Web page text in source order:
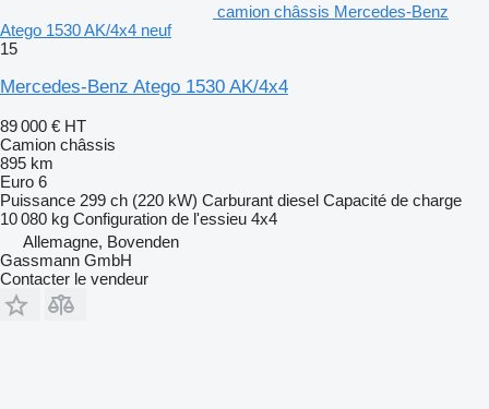
camion châssis Mercedes-Benz
Atego 1530 AK/4x4 neuf
15
Mercedes-Benz Atego 1530 AK/4x4
89 000 € HT
Camion châssis
895 km
Euro 6
Puissance 299 ch (220 kW) Carburant diesel Capacité de charge
10 080 kg Configuration de l'essieu 4x4
Allemagne, Bovenden
Gassmann GmbH
Contacter le vendeur